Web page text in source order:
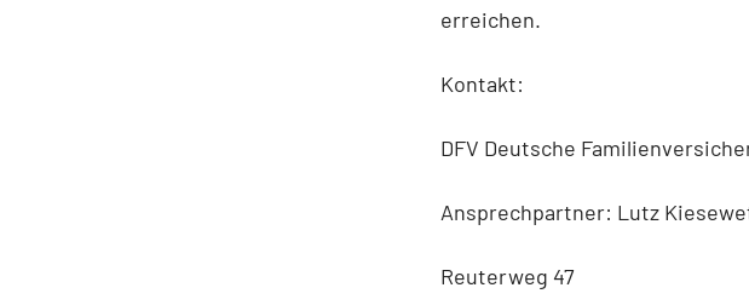
erreichen.
Kontakt:
DFV Deutsche
Ansprechpartner: Lutz
Reuterweg 47